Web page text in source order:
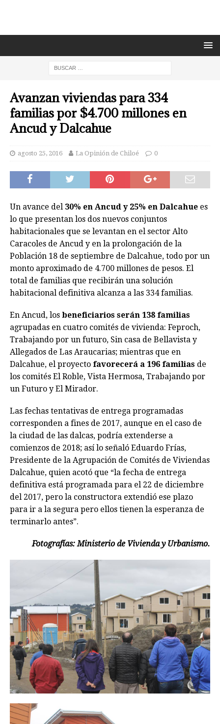
Avanzan viviendas para 334
familias por $4.700 millones en
Ancud y Dalcahue
agosto 25, 2016 La Opinión de Chiloé 0
Un avance del 30% en Ancud y 25% en Dalcahue es
lo que presentan los dos nuevos conjuntos
habitacionales que se levantan en el sector Alto
Caracoles de Ancud y en la prolongación de la
Población 18 de septiembre de Dalcahue, todo por un
monto aproximado de 4.700 millones de pesos. El
total de familias que recibirán una solución
habitacional definitiva alcanza a las 334 familias.
En Ancud, los beneficiarios serán 138 familias
agrupadas en cuatro comités de vivienda: Feproch,
Trabajando por un futuro, Sin casa de Bellavista y
Allegados de Las Araucarias; mientras que en
Dalcahue, el proyecto favorecerá a 196 familias de
los comités El Roble, Vista Hermosa, Trabajando por
un Futuro y El Mirador.
Las fechas tentativas de entrega programadas
corresponden a fines de 2017, aunque en el caso de
la ciudad de las dalcas, podría extenderse a
comienzos de 2018; así lo señaló Eduardo Frías,
Presidente de la Agrupación de Comités de Viviendas
Dalcahue, quien acotó que “la fecha de entrega
definitiva está programada para el 22 de diciembre
del 2017, pero la constructora extendió ese plazo
para ir a la segura pero ellos tienen la esperanza de
terminarlo antes”.
Fotografías: Ministerio de Vivienda y Urbanismo.